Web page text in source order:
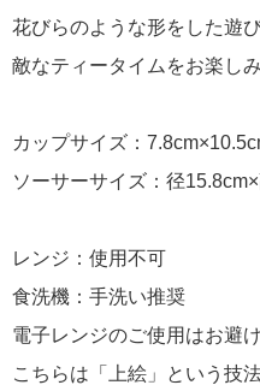
花びらのような形をした遊
敵なティータイムをお楽し
カップサイズ：
ソーサーサイズ：径
レンジ：使用不可
食洗機：手洗い推奨
電子レンジのご使用はお避け
こちらは「上絵」という技